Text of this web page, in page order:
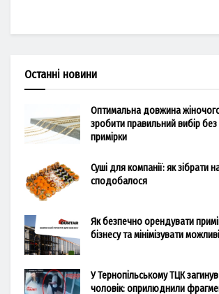
Останні новини
Оптимальна довжина
зробити правильний вибір
примірки
Суші для компанії: як зібрати
сподобалося
Як безпечно орендувати
бізнесу та мінімізувати
У Тернопільському ТЦК
чоловік: оприлюднили